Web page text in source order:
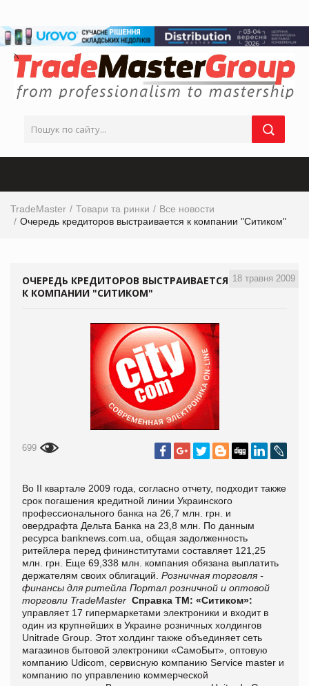
TradeMaster Товари та ринки
Все новости
Очередь кредиторов выстраивается к компании "Ситиком"
18 травня 2009
ОЧЕРЕДЬ КРЕДИТОРОВ ВЫСТРАИВАЕТСЯ
К КОМПАНИИ "СИТИКОМ"
699
Во II квартале 2009 года, согласно отчету, подходит также
срок погашения кредитной линии Украинского
профессионального банка на 26,7 млн. грн. и
овердрафта Дельта Банка на 23,8 млн. По данным
ресурса banknews.com.ua, общая задолженность
ритейлера перед фининститутами составляет 121,25
млн. грн. Еще 69,338 млн. компания обязана выплатить
держателям своих облигаций. Розничная торговля -
финансы для ритейла Портал розничной и оптовой
торговли TradeMaster Справка ТМ: «Ситиком»:
управляет 17 гипермаркетами электроники и входит в
один из крупнейших в Украине розничных холдингов
Unitrade Group. Этот холдинг также объединяет сеть
магазинов бытовой электроники «СамоБыт», оптовую
компанию Udicom, сервисную компанию Service master и
компанию по управлению коммерческой